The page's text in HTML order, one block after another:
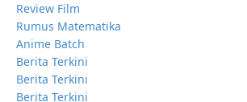
Review Film
Rumus Matematika
Anime Batch
Berita Terkini
Berita Terkini
Berita Terkini